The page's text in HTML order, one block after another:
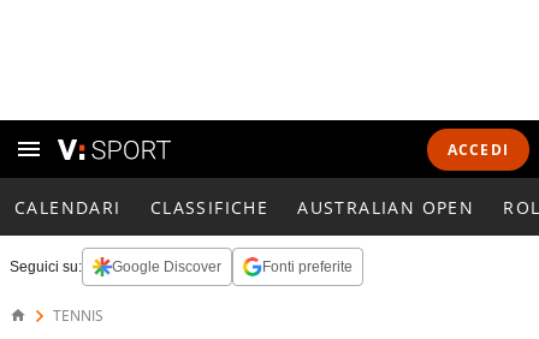
ACCEDI
CALENDARI CLASSIFICHE AUSTRALIAN OPEN
Seguici su: Google Discover Fonti preferite
TENNIS